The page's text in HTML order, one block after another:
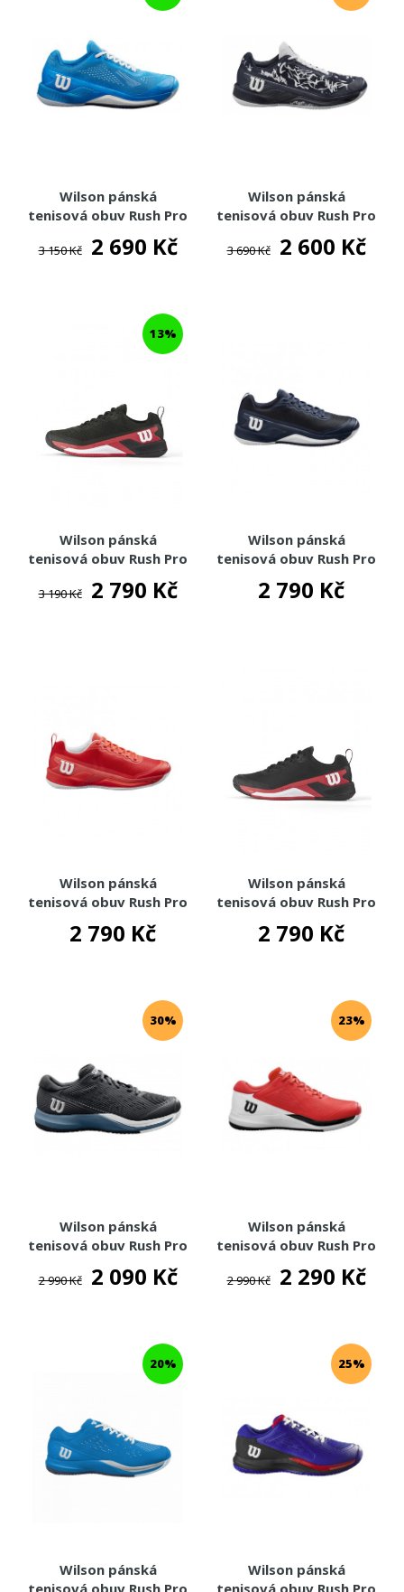
Wilson pánská
tenisová obuv Rush Pro
4.0 Clay French Blue
3 150 Kč 2 690 Kč
Wilson pánská
tenisová obuv Rush Pro
3 690 Kč 2 600 Kč
13%
Wilson pánská
tenisová obuv Rush Pro
3 190 Kč 2 790 Kč
Wilson pánská
tenisová obuv Rush Pro
2 790 Kč
Wilson pánská
tenisová obuv Rush Pro
2 790 Kč
Wilson pánská
tenisová obuv Rush Pro
4.5 Clay - Bk/Rd/W
2 790 Kč
30%
Wilson pánská
tenisová obuv Rush Pro
2 990 Kč 2 090 Kč
23%
Wilson pánská
tenisová obuv Rush Pro
2 990 Kč 2 290 Kč
20%
Wilson pánská
tenisová obuv Rush Pro
25%
Wilson pánská
tenisová obuv Rush Pro